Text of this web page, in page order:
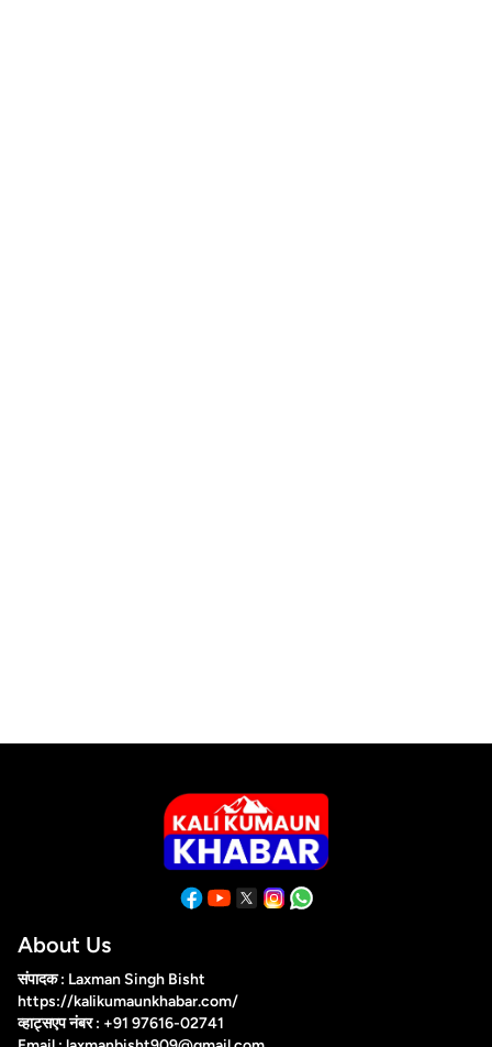
About Us
संपादक : Laxman Singh Bisht
https://kalikumaunkhabar.com/
व्हाट्सएप नंबर : +91 97616-02741